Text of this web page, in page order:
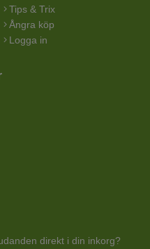
Tips & Trix
Ångra köp
Logga in
direkt i din inkorg?